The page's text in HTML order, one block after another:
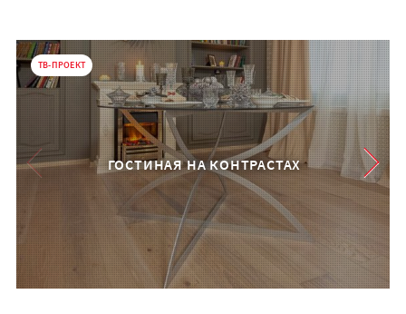
ГОСТИНАЯ НА КОНТРАСТАХ
ТВ-ПРОЕКТ